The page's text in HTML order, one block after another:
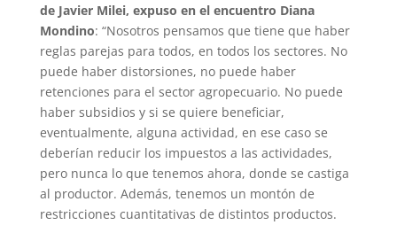
de Javier Milei, expuso en el encuentro Diana
Mondino: “Nosotros pensamos que tiene que haber
reglas parejas para todos, en todos los sectores. No
puede haber distorsiones, no puede haber
retenciones para el sector agropecuario. No puede
haber subsidios y si se quiere beneficiar,
eventualmente, alguna actividad, en ese caso se
deberían reducir los impuestos a las actividades,
pero nunca lo que tenemos ahora, donde se castiga
al productor. Además, tenemos un montón de
restricciones cuantitativas de distintos productos.